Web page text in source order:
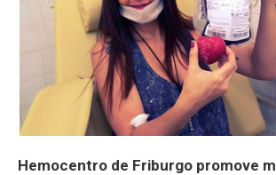
Hemocentro de Friburgo promove